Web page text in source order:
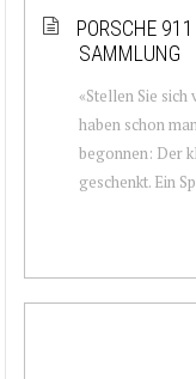
PORSCHE
SAMMLUNG
«Stellen Sie sich
haben schon
begonnen: Der
geschenkt. Ein